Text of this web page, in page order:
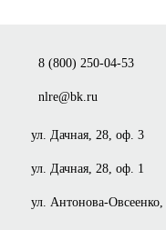
8 (800) 250-04-53
nlre@bk.ru
ул. Дачная, 28, оф. 3
ул. Дачная, 28, оф. 1
ул. Антонова-